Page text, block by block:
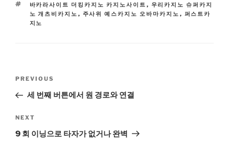
TAGS
바카라사이트 더킹카지노 카지노사이트 , 우리카지노 슈퍼카지
노 개츠비카지노 , 주사위 예스카지노 오바마카지노 , 퍼스트카
지노
Previous
Post
PREVIOUS
세 번째 버튼에서 원 경로와 연결
Next
Post
NEXT
9 회 이닝으로 타자가 없거나 완벽